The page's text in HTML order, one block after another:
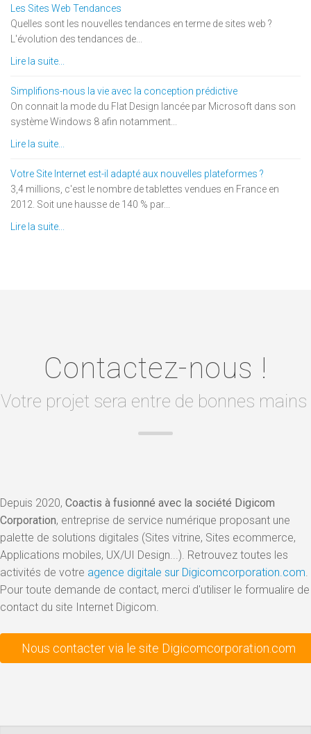
Les Sites Web Tendances
Quelles sont les nouvelles tendances en terme de sites web ?
L'évolution des tendances de...
Lire la suite...
Simplifions-nous la vie avec la conception prédictive
On connait la mode du Flat Design lancée par Microsoft dans son
système Windows 8 afin notamment...
Lire la suite...
Votre Site Internet est-il adapté aux nouvelles plateformes ?
3,4 millions, c'est le nombre de tablettes vendues en France en
2012. Soit une hausse de 140 % par...
Lire la suite...
Contactez-nous !
Votre projet sera entre de bonnes mains
Depuis 2020, Coactis à fusionné avec la société Digicom
Corporation, entreprise de service numérique proposant une
palette de solutions digitales (Sites vitrine, Sites ecommerce,
Applications mobiles, UX/UI Design...). Retrouvez toutes les
activités de votre agence digitale sur Digicomcorporation.com.
Pour toute demande de contact, merci d'utiliser le formualire de
contact du site Internet Digicom.
Nous contacter via le site Digicomcorporation.com